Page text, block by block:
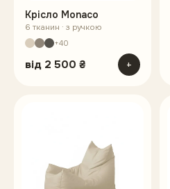
Крісло Monaco
6 тканин · з ручкою
+40
від 2 500 ₴ +